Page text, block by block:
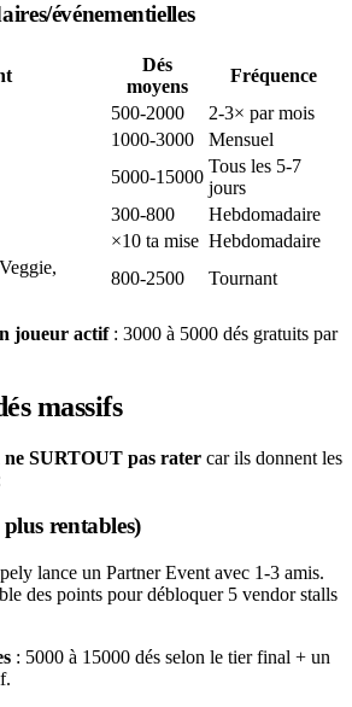
événementielles
Dés
moyens
Fréquence
500-2000
2-3× par mois
1000-3000
Mensuel
5000-15000
Tous les 5-7
jours
300-800
Hebdomadaire
×10 ta mise Hebdomadaire
800-2500 Tournant
joueur actif: 3000 à 5000 dés gratuits par
massifs
ne SURTOUT pas rater car ils donnent les
rentables)
lance un Partner Event avec 1-3 amis.
des points pour débloquer 5 vendor stalls
: 5000 à 15000 dés selon le tier final + un